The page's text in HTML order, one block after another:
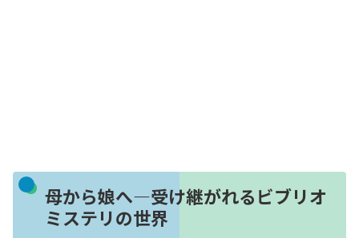
母から娘へ―受け継がれるビブリオ
ミステリの世界